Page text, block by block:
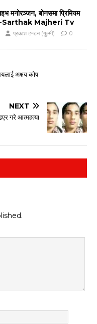
मनोरञ्जन, बोनसमा प्रिमियम
-Sarthak Majheri Tv
प्रकाश टन्डन (गुल्मी) 0
अक्षय कोष
NEXT
गरे आत्महत्या